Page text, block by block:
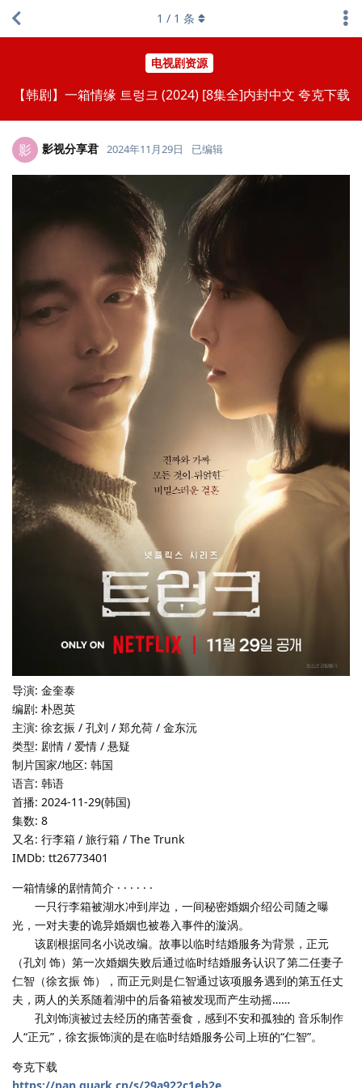
电视剧资源
【韩剧】一箱情缘 트렁크 (2024) [8集全]内封中文 夸克下载
1 / 1 条
影 影视分享君 2024年11月29日 已编辑
导演: 金奎泰
编剧: 朴恩英
主演: 徐玄振 / 孔刘 / 郑允荷 / 金东沅
类型: 剧情 / 爱情 / 悬疑
制片国家/地区: 韩国
语言: 韩语
首播: 2024-11-29(韩国)
集数: 8
又名: 行李箱 / 旅行箱 / The Trunk
IMDb: tt26773401
一箱情缘的剧情简介 · · · · · ·
一只行李箱被湖水冲到岸边，一间秘密婚姻介绍公司随之曝
光，一对夫妻的诡异婚姻也被卷入事件的漩涡。
该剧根据同名小说改编。故事以临时结婚服务为背景，正元
（孔刘 饰）第一次婚姻失败后通过临时结婚服务认识了第二任妻子
仁智（徐玄振 饰），而正元则是仁智通过该项服务遇到的第五任丈
夫，两人的关系随着湖中的后备箱被发现而产生动摇……
孔刘饰演被过去经历的痛苦蚕食，感到不安和孤独的 音乐制作
人“正元”，徐玄振饰演的是在临时结婚服务公司上班的“仁智”。
夸克下载
https://pan.quark.cn/s/29a922c1eb2e